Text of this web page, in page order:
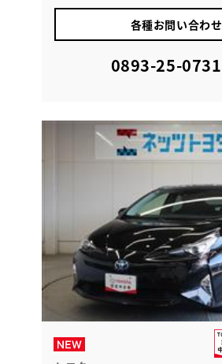
各種お問い合わせ
0893-25-0731